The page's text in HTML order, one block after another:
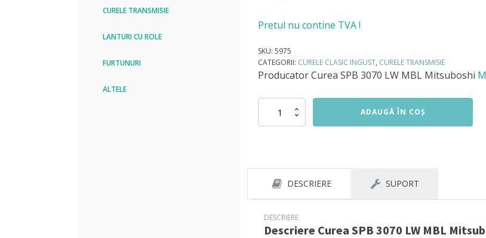
CURELE TRANSMISIE
LANTURI CU ROLE
FURTUNURI
ALTELE
Pretul nu contine TVA !
SKU: 5975
CATEGORII: CURELE CLASIC INGUST, CURELE TRANSMISIE
ProducatorCurea SPB 3070 LW MBL Mitsuboshi
Cantitate
ADAUGĂ ÎN COȘ
DESCRIERE SUPORT
DESCRIERE
Descriere Curea SPB 3070 LW MBL